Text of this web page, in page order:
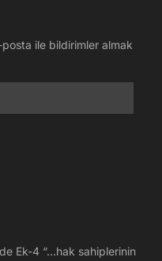
ile bildirimler almak
Ek-4 “…hak sahiplerinin